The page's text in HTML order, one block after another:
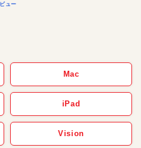
ュー
Mac
iPad
Vision